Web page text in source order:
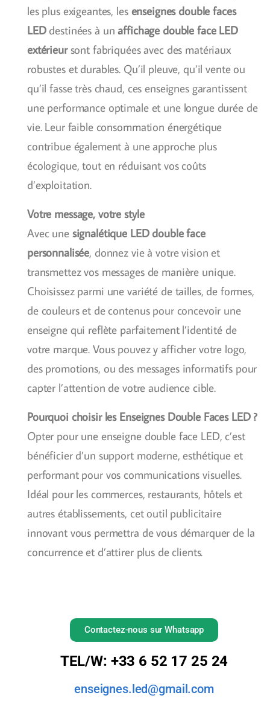
les plus exigeantes, les enseignes double faces
LEDdestinées à unaffichage double face LED
extérieursont fabriquées avec des matériaux
robustes et durables. Qu’il pleuve, qu’il vente ou
qu’il fasse très chaud, ces enseignes garantissent
une performance optimale et une longue durée de
vie. Leur faible consommation énergétique
contribue également à une approche plus
écologique, tout en réduisant vos coûts
d’exploitation.
Votre message, votre style
Avec une signalétique LED double face
personnalisée, donnez vie à votre vision et
transmettez vos messages de manière unique.
Choisissez parmi une variété de tailles, de formes,
de couleurs et de contenus pour concevoir une
enseigne qui reflète parfaitement l’identité de
votre marque. Vous pouvez y afficher votre logo,
des promotions, ou des messages informatifs pour
capter l’attention de votre audience cible.
Pourquoi choisir les Enseignes Double Faces LED ?
Opter pour une enseigne double face LED, c’est
bénéficier d’un support moderne, esthétique et
performant pour vos communications visuelles.
Idéal pour les commerces, restaurants, hôtels et
autres établissements, cet outil publicitaire
innovant vous permettra de vous démarquer de la
concurrence et d’attirer plus de clients.
Contactez-nous sur Whatsapp
TEL/W: +33 6 52 17 25 24
enseignes.led@gmail.com